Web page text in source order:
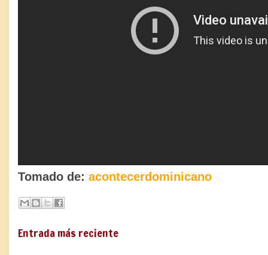
Tomado de: acontecerdominicano
Entrada más reciente